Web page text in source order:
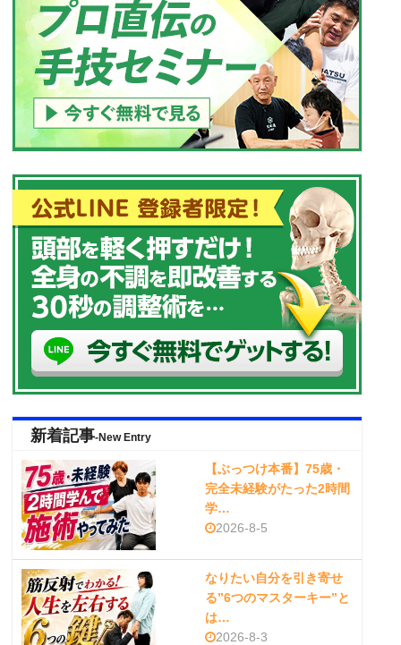
新着記事-New Entry
【ぶっつけ本番】75歳・
完全未経験がたった2時間
学…
2026-8-5
なりたい自分を引き寄せ
る”6つのマスターキー”と
は…
2026-8-3